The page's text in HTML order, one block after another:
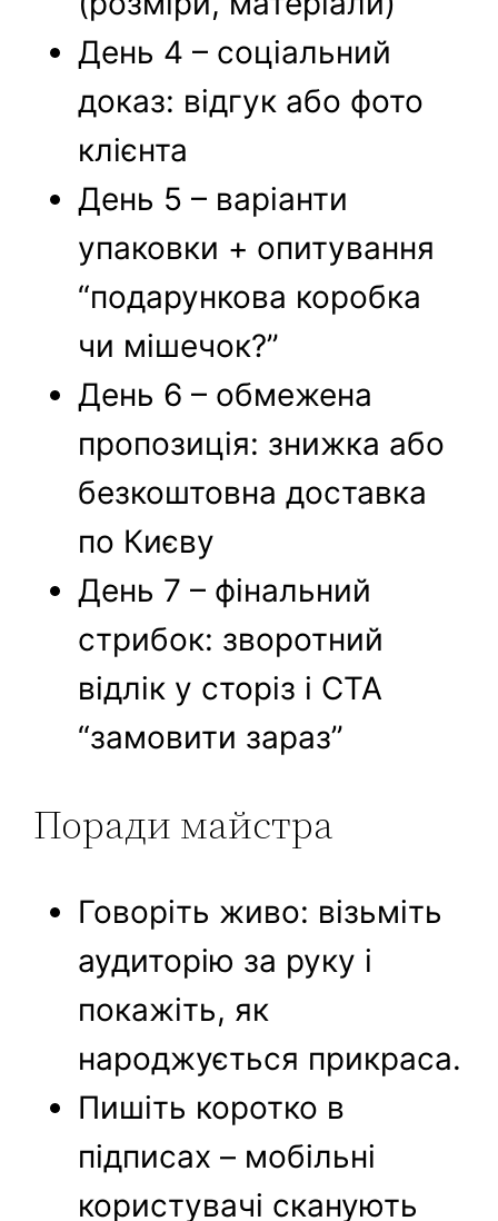
День 4 – соціальний
доказ: відгук або фото
клієнта
День 5 – варіанти
упаковки + опитування
“подарункова коробка
чи мішечок?”
День 6 – обмежена
пропозиція: знижка або
безкоштовна доставка
по Києву
День 7 – фінальний
стрибок: зворотний
відлік у сторіз і CTA
“замовити зараз”
Поради майстра
Говоріть живо: візьміть
аудиторію за руку і
покажіть, як
народжується прикраса.
Пишіть коротко в
підписах – мобільні
користувачі сканують